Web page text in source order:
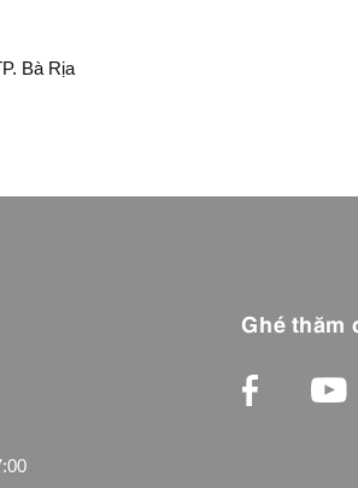
Bà Rịa
Ghé thăm